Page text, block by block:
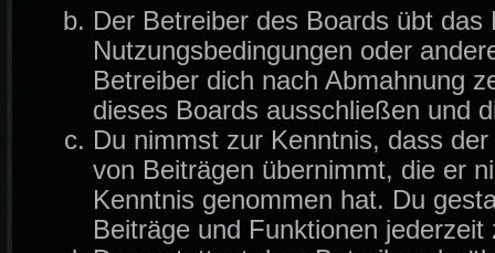
Der Betreiber des Boards übt
Nutzungsbedingungen oder
Betreiber dich nach Abmahnung
dieses Boards ausschließen und
Du nimmst zur Kenntnis, dass
von Beiträgen übernimmt, die er
Kenntnis genommen hat. Du
Beiträge und Funktionen